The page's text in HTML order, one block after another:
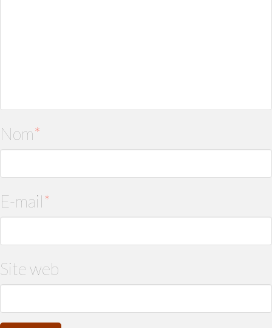
Nom*
E-mail*
Site web